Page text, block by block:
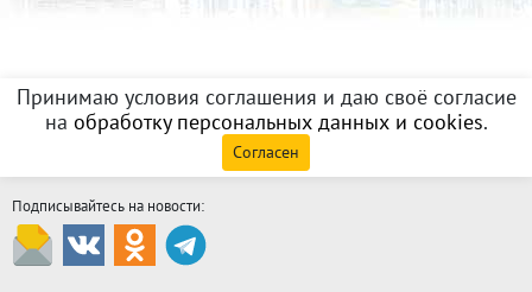
Принимаю условия соглашения и даю своё согласие
на обработку персональных данных и cookies.
Согласен
Подписывайтесь на новости: